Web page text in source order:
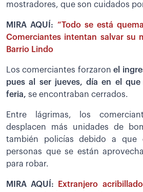
mostradores, que son cuidados
MIRA AQUÍ: “Todo se está
Comerciantes intentan salvar su
Barrio Lindo
Los comerciantes forzaronel
pues al ser jueves, día en el
feria, se encontraban cerrados.
Entre lágrimas, los
desplacen más unidades de
también policías debido a que
personas que se están
para robar.
MIRA AQUÍ:
Extranjero